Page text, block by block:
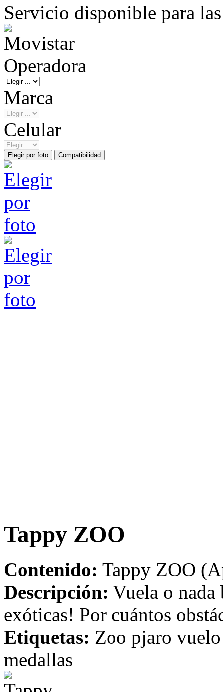
Servicio disponible para
Operadora
Marca
Celular
Tappy ZOO
Contenido: Tappy ZOO
Descripción: Vuela o nada
exóticas! Por cuántos
Etiquetas: Zoo pjaro
medallas